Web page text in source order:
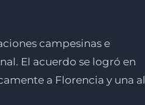
campesinas e
El acuerdo se logró en
a Florencia y una al